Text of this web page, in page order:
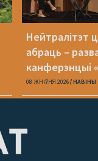
Нейтралітэт
абраць –
канферэнцыі
08 ЖНІЎНЯ 2026 НАВІНЫ